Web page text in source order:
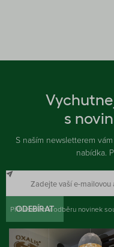
s
S naším newsletterem
nabídka.
ODEBÍRAT
Přihlášením k odběru novinek